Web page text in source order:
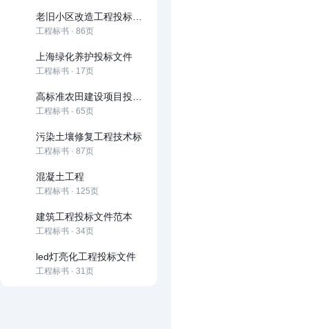
工程标书 · 86页
上海绿化养护投标文件
工程标书 · 17页
工程标书 · 65页
污染土壤修复工程技术标
工程标书 · 87页
混凝土工程
工程标书 · 125页
建筑工程投标文件范本
工程标书 · 34页
led灯亮化工程投标文件
工程标书 · 31页